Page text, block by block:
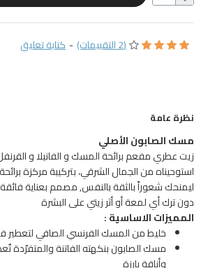
(2 التقييمات) - كتابة تعليق
نظرة عامة
مسك الصابون الأصلي
زيت عطري مفعم برائحة المسك و الفانيلا و
استوحيناه من الجمال الشرقي، بتركيبة مركزة
ليمنحك شعوراً بالثقة بالنفس, مصمم بعناية
دون ترك أي لمعة أو أثر زيتي على البشرة
المميزات الاساسية :
خليط من المسك الفرنسي الصافي لتعطير
مسك الصابون بنكهته الفاتنة والمتفرّدة
وأناقة بارزة